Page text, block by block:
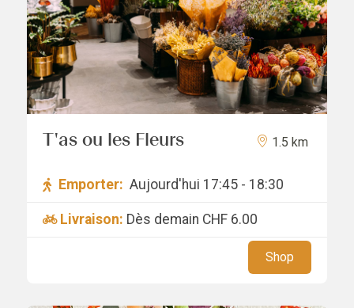
T'as ou les Fleurs 1.5 km
Emporter: Aujourd'hui 17:45 - 18:30
Livraison: Dès demain CHF 6.00
Shop